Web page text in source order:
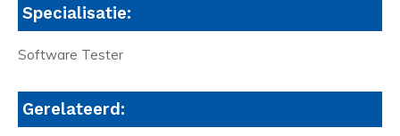
Specialisatie:
Software Tester
Gerelateerd: